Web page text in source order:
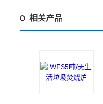
相关产品